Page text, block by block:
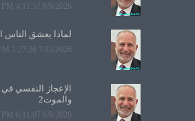
8/9/2026 4:11:57 PM
لماذا يعشق الناس
7/13/2026 2:27:26 PM
الإعجاز النفسي في
والموت2
6/8/2026 6:11:07 PM